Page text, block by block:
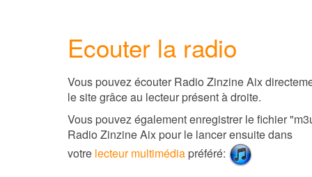
Ecouter la radio
Vous pouvez écouter Radio Zinzine Aix
le site grâce au lecteur présent à droite.
Vous pouvez également enregistrer le fichier
Radio Zinzine Aix pour le lancer ensuite dans
votre lecteur multimédiapréféré: